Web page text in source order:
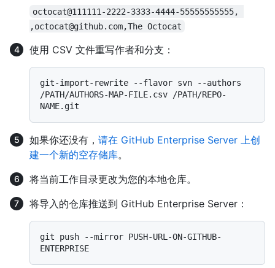
octocat@111111-2222-3333-4444-55555555555,
,octocat@github.com,The Octocat
使用 CSV 文件重写作者和分支：
git-import-rewrite --flavor svn --authors
/PATH/AUTHORS-MAP-FILE.csv /PATH/REPO-
如果你还没有， 请在 GitHub Enterprise Server 上创
建一个新的空存储库。
将当前工作目录更改为您的本地仓库。
将导入的仓库推送到 GitHub Enterprise Server：
git push --mirror PUSH-URL-ON-GITHUB-